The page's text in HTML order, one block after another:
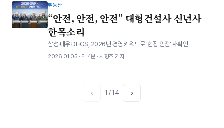
부동산
“안전, 안전, 안전” 대형건설사 신년사
한목소리
삼성·대우·DL·GS, 2026년 경영 키워드로 '현장 안전' 재확인
2026.01.05 · 약 4분 · 차형조 기자
‹ 1 / 14 ›